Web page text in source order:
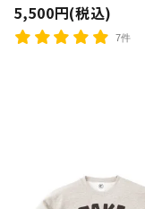
5,500円(税込)
7件